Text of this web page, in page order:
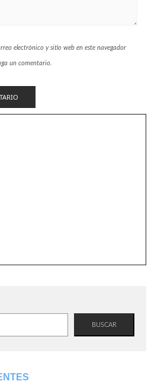
electrónico y sitio web en este navegador
un comentario.
BUSCAR